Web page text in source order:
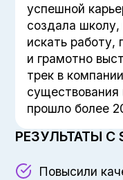
успешной
создала
искать работу,
и грамотно
трек в
прошло более
РЕЗУЛЬТАТЫ С
Повысили